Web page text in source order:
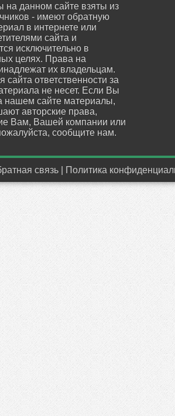
на данном сайте взяты из
- имеют обратную
в интернете или
сайта и
исключительно в
целях. Права на
их владельцам.
сайта ответственности за
не несет. Если Вы
нашем сайте материалы,
авторские права,
Вам, Вашей компании или
сообщите нам.
связь Политика